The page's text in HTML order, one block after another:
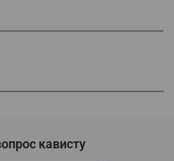
кависту